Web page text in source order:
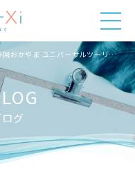
おかやま ユニバーサルツーリズム研究会
グ